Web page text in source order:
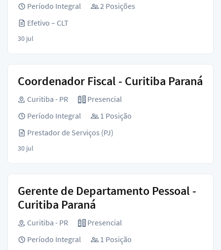
Período Integral
2 Posições
Efetivo – CLT
30 jul
Coordenador Fiscal - Curitiba Paraná
Curitiba - PR
Presencial
Período Integral
1 Posição
Prestador de Serviços (PJ)
30 jul
Gerente de Departamento Pessoal -
Curitiba Paraná
Curitiba - PR
Presencial
Período Integral
1 Posição